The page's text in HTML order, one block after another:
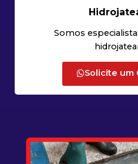
Somos
Solicite um